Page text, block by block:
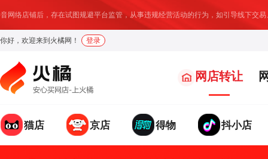
络店铺后，存在试图规避平台监管，从事违规经营活动的行为，如引导线下交
你好，欢迎来到火橘网！ 登录
网店转让
我要求购 发布求购信息，找店速度 提升95%
我要出售 店铺成交后我们将收取部分服务费
猫店 京店 得物 抖小店